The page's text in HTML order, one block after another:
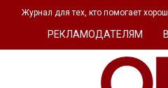
Журнал для тех, кто помогает
РЕКЛАМОДАТЕЛЯМ